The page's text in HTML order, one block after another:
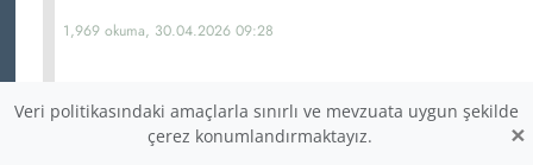
1,969 okuma, 30.04.2026 09:28
Veri politikasındaki amaçlarla sınırlı ve mevzuata uygun şekilde
çerez konumlandırmaktayız.
×